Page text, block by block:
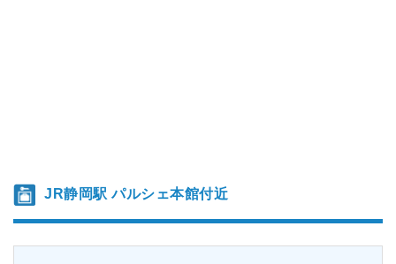
JR静岡駅 パルシェ本館付近